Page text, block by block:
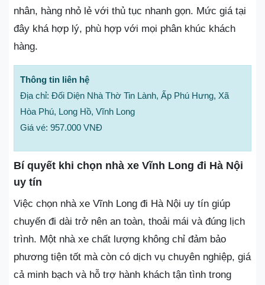
nhân, hàng nhỏ lẻ với thủ tục nhanh gọn. Mức giá tại
đây khá hợp lý, phù hợp với mọi phân khúc khách
hàng.
Thông tin liên hệ
Địa chỉ: Đối Diện Nhà Thờ Tin Lành, Ấp Phú Hưng, Xã
Hòa Phú, Long Hồ, Vĩnh Long
Giá vé: 957.000 VNĐ
Bí quyết khi chọn nhà xe Vĩnh Long đi Hà Nội
uy tín
Việc chọn nhà xe Vĩnh Long đi Hà Nội uy tín giúp
chuyến đi dài trở nên an toàn, thoải mái và đúng lịch
trình. Một nhà xe chất lượng không chỉ đảm bảo
phương tiện tốt mà còn có dịch vụ chuyên nghiệp, giá
cả minh bạch và hỗ trợ hành khách tận tình trong